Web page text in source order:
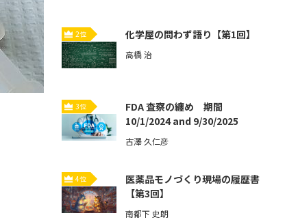
2位 化学屋の問わず語り【第1回】
高橋 治
3位
FDA 査察の纏め 期間
10/1/2024 and 9/30/2025
古澤 久仁彦
4位
医薬品モノづくり現場の履歴書
【第3回】
南都下 史朗